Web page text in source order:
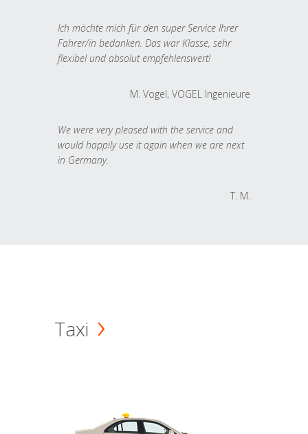
Ich möchte mich für den super Service Ihrer
Fahrer/in bedanken. Das war Klasse, sehr
flexibel und absolut empfehlenswert!
M. Vogel, VOGEL Ingenieure
We were very pleased with the service and
would happily use it again when we are next
in Germany.
T. M.
Taxi